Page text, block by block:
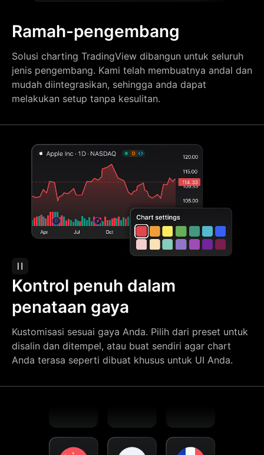
Ramah-pengembang
Solusi charting TradingView dibangun untuk seluruh
jenis pengembang. Kami telah membuatnya andal dan
mudah diintegrasikan, sehingga anda dapat
melakukan setup tanpa kesulitan.
Kontrol penuh dalam
penataan gaya
Kustomisasi sesuai gaya Anda. Pilih dari preset untuk
disalin dan ditempel, atau buat sendiri agar chart
Anda terasa seperti dibuat khusus untuk UI Anda.